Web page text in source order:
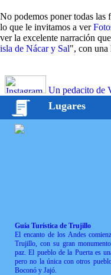
No podemos poner todas las
lo que le invitamos a ver
ver la excelente narración
isla de Nácar y Sal", con una
Un pedacito de
Lugares
Guía Turística de Trujillo
El encanto de los Andes
Trujillo, con su gran
paz. El pueblo de la Puerta es
pero no la única con otros
Boconó y Jajó.